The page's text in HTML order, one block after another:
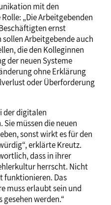
mit den
„Die Arbeitgebenden
ernst
Arbeitgebende auch
die den Kolleginnen
der neuen Systeme
ohne Erklärung
oder Überforderung
der digitalen
müssen die neuen
sonst wirkt es für den
erklärte Kreutz.
dass in ihrer
herrscht. Nicht
funktionieren. Das
muss erlaubt sein und
gesehen werden.“